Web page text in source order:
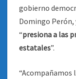
gobierno
Domingo Perón,
“presiona a las
estatales”.
“Acompañamos